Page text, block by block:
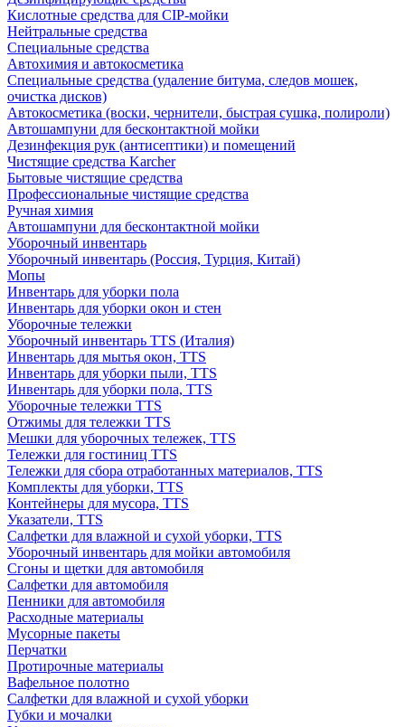
Кислотные средства для CIP-мойки
Нейтральные средства
Специальные средства
Автохимия и автокосметика
Специальные средства (удаление битума, следов мошек,
очистка дисков)
Автокосметика (воски, чернители, быстрая сушка, полироли)
Автошампуни для бесконтактной мойки
Дезинфекция рук (антисептики) и помещений
Чистящие средства Karcher
Бытовые чистящие средства
Профессиональные чистящие средства
Ручная химия
Автошампуни для бесконтактной мойки
Уборочный инвентарь
Уборочный инвентарь (Россия, Турция, Китай)
Мопы
Инвентарь для уборки пола
Инвентарь для уборки окон и стен
Уборочные тележки
Уборочный инвентарь TTS (Италия)
Инвентарь для мытья окон, TTS
Инвентарь для уборки пыли, TTS
Инвентарь для уборки пола, TTS
Уборочные тележки TTS
Отжимы для тележки TTS
Мешки для уборочных тележек, TTS
Тележки для гостиниц TTS
Тележки для сбора отработанных материалов, TTS
Комплекты для уборки, TTS
Контейнеры для мусора, TTS
Указатели, TTS
Салфетки для влажной и сухой уборки, TTS
Уборочный инвентарь для мойки автомобиля
Сгоны и щетки для автомобиля
Салфетки для автомобиля
Пенники для автомобиля
Расходные материалы
Мусорные пакеты
Перчатки
Протирочные материалы
Вафельное полотно
Салфетки для влажной и сухой уборки
Губки и мочалки